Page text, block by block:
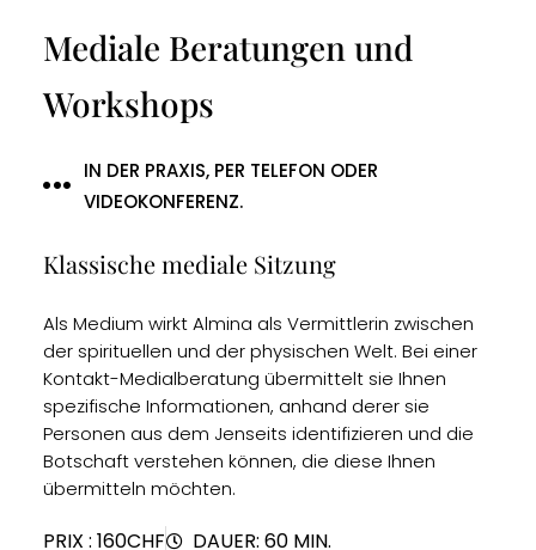
Mediale Beratungen und
Workshops
IN DER PRAXIS, PER TELEFON ODER
VIDEOKONFERENZ.
Klassische mediale Sitzung
Als Medium wirkt Almina als Vermittlerin zwischen
der spirituellen und der physischen Welt. Bei einer
Kontakt-Medialberatung übermittelt sie Ihnen
spezifische Informationen, anhand derer sie
Personen aus dem Jenseits identifizieren und die
Botschaft verstehen können, die diese Ihnen
übermitteln möchten.
PRIX : 160CHF DAUER: 60 MIN.